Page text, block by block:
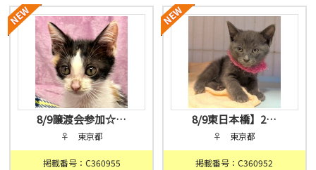
8/9譲渡会参加☆…
♀ 東京都
掲載番号：C360955
8/9東日本橋】2…
♀ 東京都
掲載番号：C360952